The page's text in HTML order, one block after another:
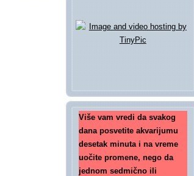
Više vam vredi da svakog
dana posvetite akvarijumu
desetak minuta i na vreme
uočite promene, nego da
jednom sedmično ili